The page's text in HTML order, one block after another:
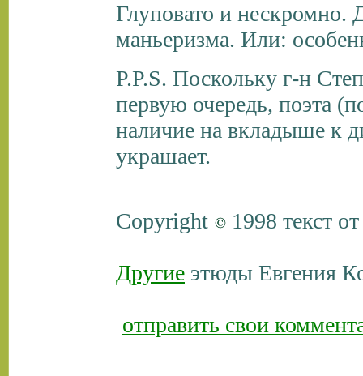
Глуповато и нескромно.
маньеризма. Или:
P.P.S. Поскольку г-н
первую очередь, поэта
наличие на вкладыше к
украшает.
Copyright 1998 текст
Другие этюды Евгения
отправить свои